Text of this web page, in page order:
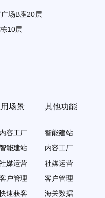
广场B座20层
10层
场景
容工厂
能建站
媒运营
户管理
速获客
其他功能
智能建站
内容工厂
社媒运营
客户管理
海关数据